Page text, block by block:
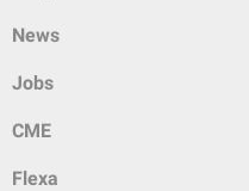
News
Jobs
CME
Flexa